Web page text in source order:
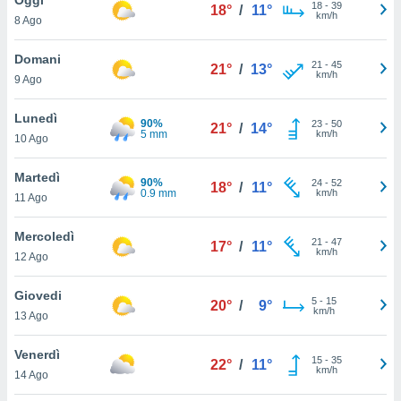
è
al sito
di
ci
di
il
un
la
nella
8 Ago
18° / 11° 18- 39
km/h
Domani
9 Ago
21° / 13° 21 - 45
km/h
Lunedì
10 Ago
90%
5 mm
21° / 14° 23- 50
km/h
Martedì
11 Ago
90%
0.9 mm
18° / 11° 24- 52
km/h
Mercoledì
12 Ago
17° / 11° 21 - 47
km/h
Giovedi
13 Ago
20° / 9° 5- 15
km/h
Venerdì
14 Ago
22° / 11° 15- 35
km/h